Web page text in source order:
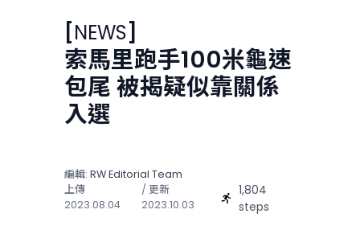
[NEWS]
索馬里跑手100米龜速
包尾 被揭疑似靠關係
入選
編輯: RW Editorial Team
上傳
2023.08.04
/ 更新
2023.10.03
1,804
steps